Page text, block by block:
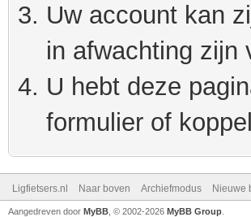
Uw account kan
in afwachting zijn
U hebt deze
formulier of
Ligfietsers.nl Naar boven Archiefmodus Nieuwe
Aangedreven door MyBB , © 2002-2026 MyBB Group